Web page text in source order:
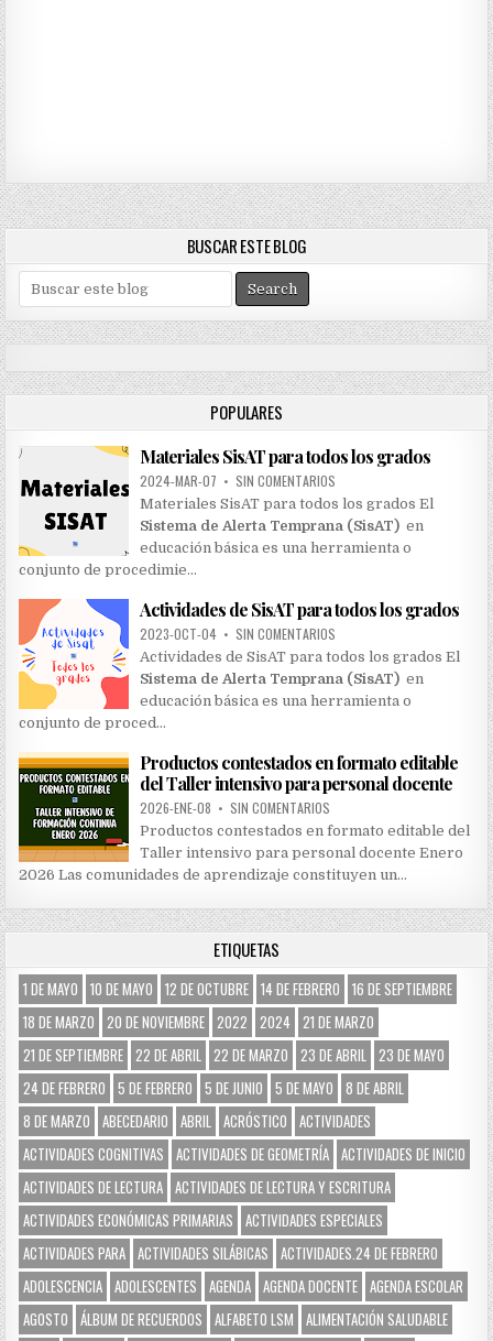
BUSCAR ESTE BLOG
e
a
r
c
h
o
r
:
POPULARES
Materiales SisAT para todos los grados
2024-MAR-07 • SIN COMENTARIOS
Materiales SisAT para todos los grados El
Sistema de Alerta Temprana (SisAT) en
educación básica es una herramienta o
conjunto de procedimie…
Actividades de SisAT para todos los grados
2023-OCT-04 • SIN COMENTARIOS
Actividades de SisAT para todos los grados El
Sistema de Alerta Temprana (SisAT) en
educación básica es una herramienta o
conjunto de proced…
Productos contestados en formato editable
del Taller intensivo para personal docente
2026-ENE-08 • SIN COMENTARIOS
Productos contestados en formato editable del
Taller intensivo para personal docente Enero
2026 Las comunidades de aprendizaje constituyen un…
ETIQUETAS
1 DE MAYO 10 DE MAYO 12 DE OCTUBRE 14 DE FEBRERO
16 DE SEPTIEMBRE
18 DE MARZO
20 DE NOVIEMBRE 2022 2024
21 DE MARZO
21 DE SEPTIEMBRE 22 DE ABRIL 22 DE MARZO 23 DE ABRIL
23 DE MAYO
24 DE FEBRERO
5 DE FEBRERO 5 DE JUNIO 5 DE MAYO
8 DE ABRIL
8 DE MARZO
ABECEDARIO ABRIL ACRÓSTICO
ACTIVIDADES
ACTIVIDADES COGNITIVAS
ACTIVIDADES DE GEOMETRÍA ACTIVIDADES DE INICIO
ACTIVIDADES DE LECTURA ACTIVIDADES DE LECTURA Y ESCRITURA
ACTIVIDADES ECONÓMICAS PRIMARIAS
ACTIVIDADES ESPECIALES
ACTIVIDADES PARA ACTIVIDADES SILÁBICAS
ACTIVIDADES.24 DE FEBRERO
ADOLESCENCIA ADOLESCENTES AGENDA AGENDA DOCENTE AGENDA ESCOLAR
AGOSTO
ÁLBUM DE RECUERDOS ALFABETO LSM
ALIMENTACIÓN SALUDABLE